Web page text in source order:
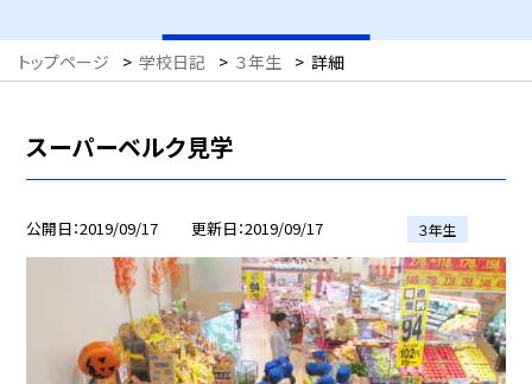
トップページ > 学校日記 > ３年生 > 詳細
スーパーベルク見学
公開日 2019/09/17 更新日 2019/09/17 ３年生